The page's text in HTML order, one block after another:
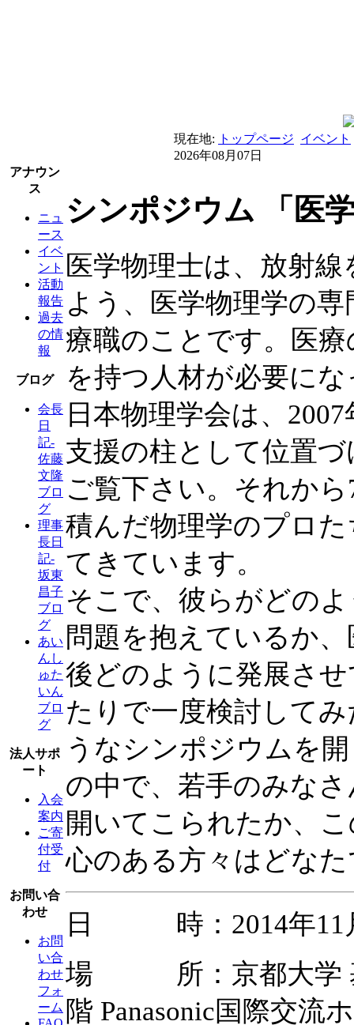
現在地: トップページ イベント
2026年08月07日
アナウン
ス
ニュ
ース
イベ
ント
活動
報告
過去
の情
報
ブログ
会長
日
記-
佐藤
文隆
ブロ
グ
理事
長日
記-
坂東
昌子
ブロ
グ
あい
んし
ゅた
いん
ブロ
グ
法人サポ
ート
入会
案内
ご寄
付受
付
お問い合
わせ
お問
い合
わせ
フォ
ーム
シンポジウム 「医
医学物理士は、放射
よう、医学物理学の
療職のことです。医
を持つ人材が必要に
日本物理学会は、
支援の柱として位置
ご覧下さい。それか
積んだ物理学のプロ
てきています。
そこで、彼らがどの
問題を抱えているか
後どのように発展さ
たりで一度検討して
うなシンポジウムを
の中で、若手のみな
開いてこられたか、
心のある方々はどな
日 時：2014年11
場 所：京都大学 基
階 Panasonic国際交流